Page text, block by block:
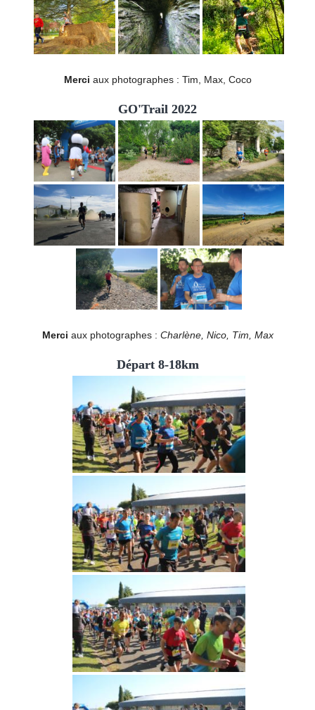
Merci aux photographes : Tim, Max, Coco
GO'Trail 2022
Merci aux photographes : Charlène, Nico, Tim, Max
Départ 8-18km